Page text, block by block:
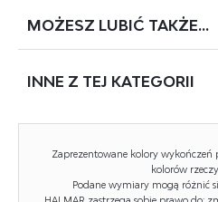
Rodzaj:
Tapicerka kolor:
Stelaż krzesła (rodzaj):
K-366 (S-1210)
Zaprezentowane kolory wykończeń
kolorów
Podane wymiary mogą różnić
MOŻESZ LUBIĆ TAKŻE...
INNE Z TEJ KATEGORII